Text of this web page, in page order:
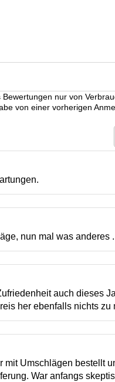
nur von
von einer vorherigen
nun mal was anderes
auch dieses
her ebenfalls nichts zu
Umschlägen bestellt
War anfangs